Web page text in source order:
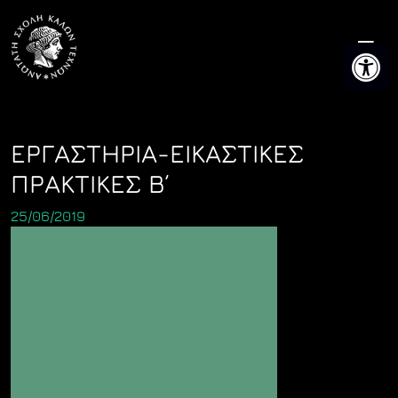
content
ΕΡΓΑΣΤΗΡΙΑ-ΕΙΚΑΣΤΙΚΕΣ
ΠΡΑΚΤΙΚΕΣ Β΄
25/06/2019